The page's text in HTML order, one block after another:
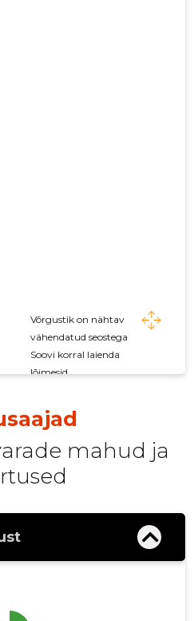
Võrgustik on nähtav
vähendatud seostega
Soovi korral laienda
lõimesid
mahud ja